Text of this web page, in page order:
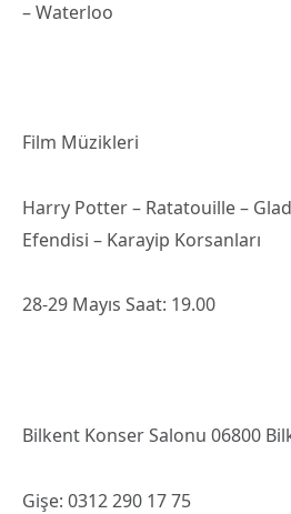
– Waterloo
Film Müzikleri
Harry Potter – Ratatouille –
Efendisi – Karayip Korsanları
28-29 Mayıs Saat: 19.00
Bilkent Konser Salonu 06800
Gişe: 0312 290 17 75